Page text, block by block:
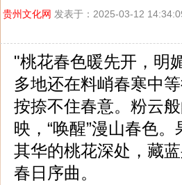
贵州文化网 发表于：2025-03-12
"桃花春色暖先开，明
多地还在料峭春寒中等
按捺不住春意。粉云
映，“唤醒”漫山春色
其华的桃花深处，藏
春日序曲。